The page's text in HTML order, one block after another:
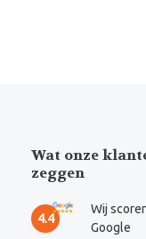
Wat onze
zeggen
4.4
Wij
Google